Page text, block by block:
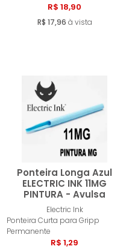
R$ 18,90
R$ 17,96 à vista
Ponteira Longa Azul
ELECTRIC INK 11MG
PINTURA - Avulsa
Electric Ink
Ponteira Curta para Gripp
Permanente
R$ 1,29